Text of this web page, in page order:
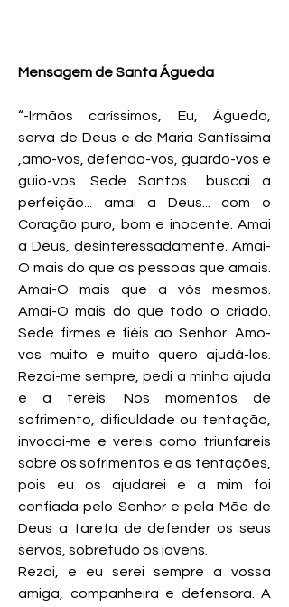
Mensagem de Santa Águeda
“-Irmãos caríssimos, Eu, Águeda,
serva de Deus e de Maria Santíssima
,amo-vos, defendo-vos, guardo-vos e
guio-vos. Sede Santos... buscai a
perfeição... amai a Deus... com o
Coração puro, bom e inocente. Amai
a Deus, desinteressadamente. Amai-
O mais do que as pessoas que amais.
Amai-O mais que a vós mesmos.
Amai-O mais do que todo o criado.
Sede firmes e fiéis ao Senhor. Amo-
vos muito e muito quero ajudá-los.
Rezai-me sempre, pedi a minha ajuda
e a tereis. Nos momentos de
sofrimento, dificuldade ou tentação,
invocai-me e vereis como triunfareis
sobre os sofrimentos e as tentações,
pois eu os ajudarei e a mim foi
confiada pelo Senhor e pela Mãe de
Deus a tarefa de defender os seus
servos, sobretudo os jovens.
Rezai, e eu serei sempre a vossa
amiga, companheira e defensora. A